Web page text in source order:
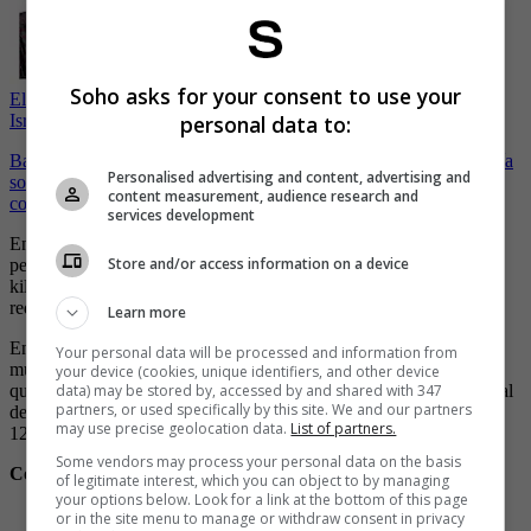
El irresponsable gesto de canciller colombiano con embajador de
Israel, lo llamó patán
Barrios controlados por bandas, masacres entre presos y una policía
sobrepasada por el fuego del narco transformó al principal puerto
comercial del país en capital del crimen.
Entre jueves y viernes, (9-10) de octubre habían fallecido siete
personas tiroteadas en un balneario turístico, Playas, a unos 80
kilómetros de “GuayaKill”, el neologismo que se popularizó en
redes ante la ola de asesinatos.
En la zona urbana el pasado sábado 14 de octubre “hubo dos
muertos, uno de los cuales era un miembro de la policía nacional
que fue abatido en su hora de descanso”, dice a la AFP el suboficial
del Ejército Alex Merchán. El 20 de setiembre, por ejemplo hubo,
12 asesinatos en 24 horas.
Con información de AFP
-Nahir, la historia de la joven argentina que recibió cadena
Soho asks for your consent to use your
personal data to:
Personalised advertising and content, advertising and
content measurement, audience research and
services development
Store and/or access information on a device
Learn more
Your personal data will be processed and information from
your device (cookies, unique identifiers, and other device
data) may be stored by, accessed by and shared with 347
partners, or used specifically by this site. We and our partners
may use precise geolocation data. List of partners.
Some vendors may process your personal data on the basis
of legitimate interest, which you can object to by managing
your options below. Look for a link at the bottom of this page
or in the site menu to manage or withdraw consent in privacy